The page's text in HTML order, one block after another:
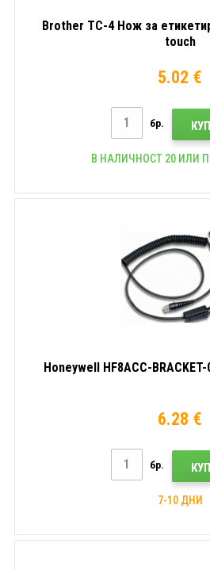
Brother TC-4 Нож за
touch
5.02 €
бр.
В НАЛИЧНОСТ 20 ИЛИ
Honeywell HF8ACC-
6.28 €
бр.
7-10 ДНИ